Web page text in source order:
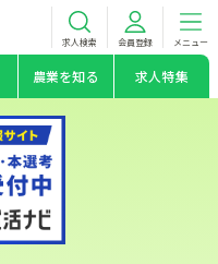
求人検索 会員登録 メニュー
農業を知る 求人特集